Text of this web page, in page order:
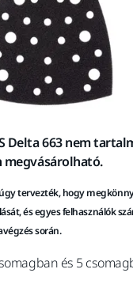
Delta 663 nem
megvásárolható.
tervezték, hogy
és egyes felhasználók
során.
és 5